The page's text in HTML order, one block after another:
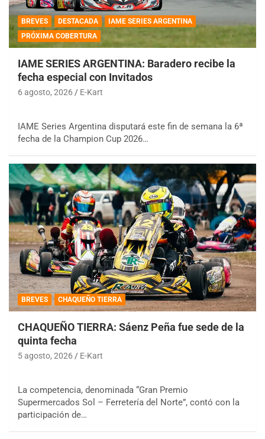
BREVES DESTACADA
IAME SERIES ARGENTINA
PRÓXIMA COBERTURA
IAME SERIES ARGENTINA: Baradero recibe la
fecha especial con Invitados
6 agosto, 2026 E-Kart
IAME Series Argentina disputará este fin de semana la 6ª
fecha de la Champion Cup 2026…
BREVES CHAQUEÑO TIERRA
CHAQUEÑO TIERRA: Sáenz Peña fue sede de la
quinta fecha
5 agosto, 2026 E-Kart
La competencia, denominada “Gran Premio
Supermercados Sol – Ferretería del Norte”, contó con la
participación de…